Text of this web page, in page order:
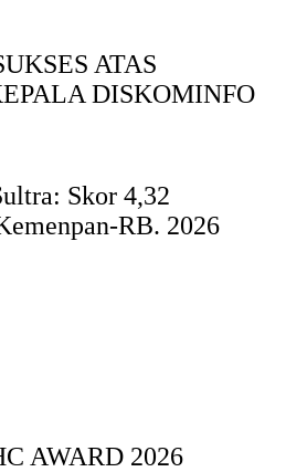
ATAS
DISKOMINFO
Skor 4,32
RB. 2026
AWARD 2026